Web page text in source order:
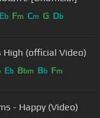
Eb Fm Cm G Db
High (official Video)
Eb Bbm Bb Fm
- Happy (Video)